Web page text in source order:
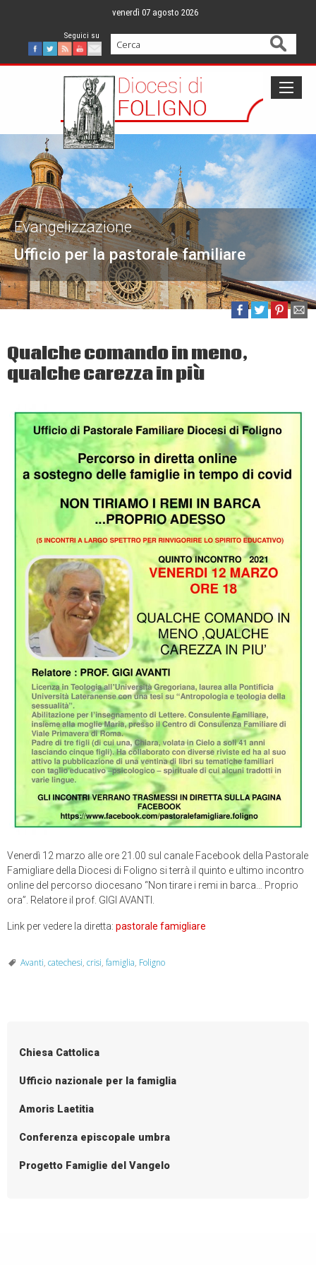
content
venerdì 07 agosto 2026
Facebook
Twitter
FeedYoutube
Mail
Cerca
Ufficio per la pastorale familiare
Evangelizzazione
Qualche comando in meno,
qualche carezza in più
Venerdì 12 marzo alle ore 21.00 sul canale Facebook della Pastorale
Famigliare della Diocesi di Foligno si terrà il quinto e ultimo incontro
online del percorso diocesano “Non tirare i remi in barca… Proprio
ora”. Relatore il prof. GIGI AVANTI.
Link per vedere la diretta: pastorale famigliare
Avanti, catechesi, crisi, famiglia, Foligno
Chiesa Cattolica
Ufficio nazionale per la famiglia
Amoris Laetitia
Conferenza episcopale umbra
Progetto Famiglie del Vangelo